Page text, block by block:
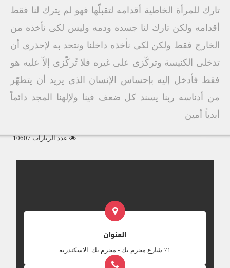
تارك للمرأة الخاطية أقدامه لتقبلّها فهو لم يترك لنا فقط
أقدامه ولكن تارك لنا جسده ودمه وليس لكى نأخذه من
الخارج فقط ولكن لكى نأخذه داخلنا ونتحد به لإحذرى أن
تدخلى الكنيسة وتركّزى على غيره فلا تُركّزى إلاّ عليه هو
فقط فأدخل إليه بإحساس الإنسان الذى يريد أن يتطهّر
من أدناسه ربنا يسند كل ضعف فينا ولإلهنا المجد دائماً
أبدياً أمين
عدد الزيارات 10607
العنوان
‎71 شارع محرم بك - محرم بك. الاسكندريه